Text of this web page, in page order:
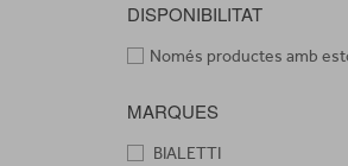
DISPONIBILITAT
Només productes amb
MARQUES
BIALETTI